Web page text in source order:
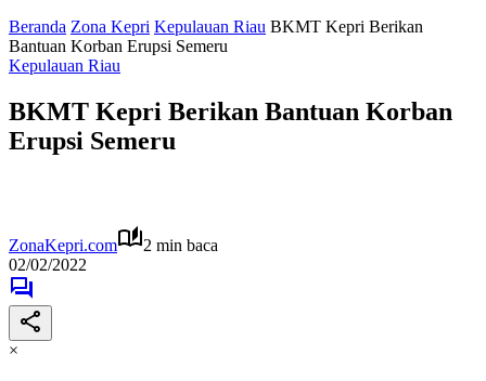
Beranda Zona Kepri Kepulauan Riau BKMT Kepri Berikan
Bantuan Korban Erupsi Semeru
Kepulauan Riau
BKMT Kepri Berikan Bantuan Korban
Erupsi Semeru
ZonaKepri.com
2 min baca
02/02/2022
×